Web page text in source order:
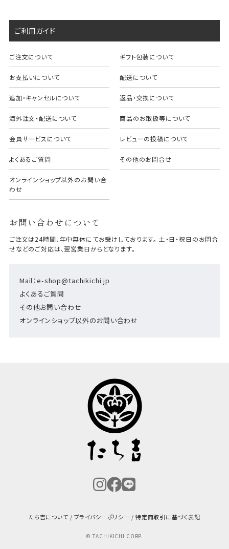
ご利用ガイド
ご注文について ギフト包装について
お支払いについて 配送について
追加・キャンセルについて 返品・交換について
海外注文・配送について 商品のお取扱等について
会員サービスについて レビューの投稿について
よくあるご質問 その他のお問合せ
オンラインショップ以外のお問い合
わせ
お問い合わせについて
Mail：e-shop@tachikichi.jp
よくあるご質問
その他お問い合わせ
オンラインショップ以外のお問い合わせ
ご注文は24時間、年中無休にてお受けしております。 土・日・祝日のお問合
せなどのご対応は、翌営業日からとなります。
たち吉について プライバシーポリシー 特定商取引に基づく表記
© TACHIKICHI CORP.